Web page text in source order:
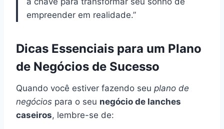
empreender em realidade.”
Dicas Essenciais para um Plano
de Negócios de Sucesso
Quando você estiver fazendo seu plano de
negócios para o seu negócio de lanches
caseiros, lembre-se de: